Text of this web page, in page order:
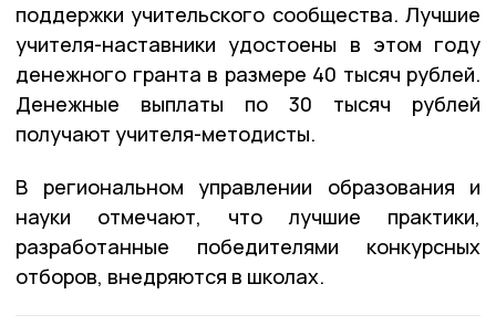
поддержки учительского сообщества. Лучшие
учителя-наставники удостоены в этом году
денежного гранта в размере 40 тысяч рублей.
Денежные выплаты по 30 тысяч рублей
получают учителя-методисты.
В региональном управлении образования и
науки отмечают, что лучшие практики,
разработанные победителями конкурсных
отборов, внедряются в школах.